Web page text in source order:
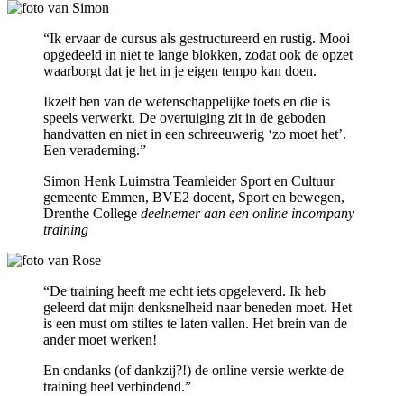
“Ik ervaar de cursus als gestructureerd en rustig. Mooi
opgedeeld in niet te lange blokken, zodat ook de opzet
waarborgt dat je het in je eigen tempo kan doen.
Ikzelf ben van de wetenschappelijke toets en die is
speels verwerkt. De overtuiging zit in de geboden
handvatten en niet in een schreeuwerig ‘zo moet het’.
Een verademing.”
Simon Henk Luimstra Teamleider Sport en Cultuur
gemeente Emmen, BVE2 docent, Sport en bewegen,
Drenthe College deelnemer aan een online incompany
training
“De training heeft me echt iets opgeleverd. Ik heb
geleerd dat mijn denksnelheid naar beneden moet. Het
is een must om stiltes te laten vallen. Het brein van de
ander moet werken!
En ondanks (of dankzij?!) de online versie werkte de
training heel verbindend.”